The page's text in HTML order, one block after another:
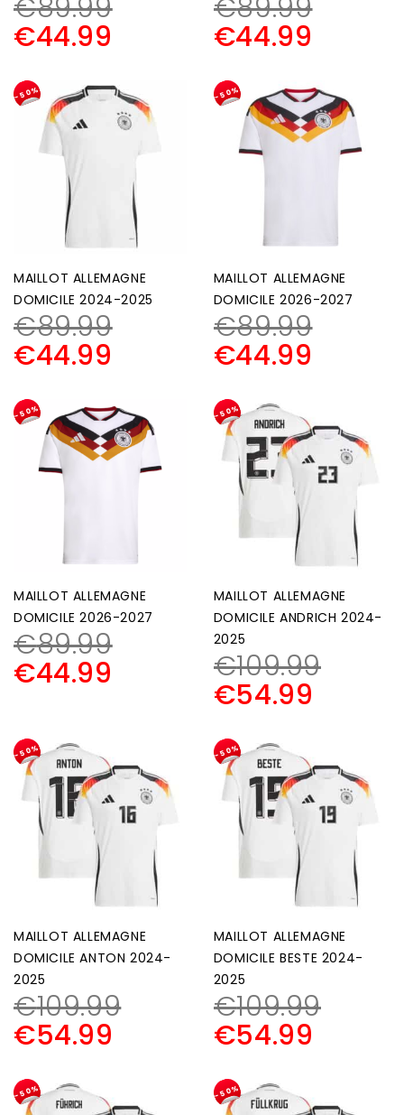
€89.99
€44.99
€89.99
€44.99
-50%
MAILLOT ALLEMAGNE
DOMICILE 2024-2025
€89.99
€44.99
-50%
MAILLOT ALLEMAGNE
DOMICILE 2026-2027
€89.99
€44.99
-50%
MAILLOT ALLEMAGNE
DOMICILE 2026-2027
€89.99
€44.99
-50%
MAILLOT ALLEMAGNE
DOMICILE ANDRICH 2024-
2025
€109.99
€54.99
-50%
MAILLOT ALLEMAGNE
DOMICILE ANTON 2024-
2025
€109.99
€54.99
-50%
MAILLOT ALLEMAGNE
DOMICILE BESTE 2024-
2025
€109.99
€54.99
-50% -50%